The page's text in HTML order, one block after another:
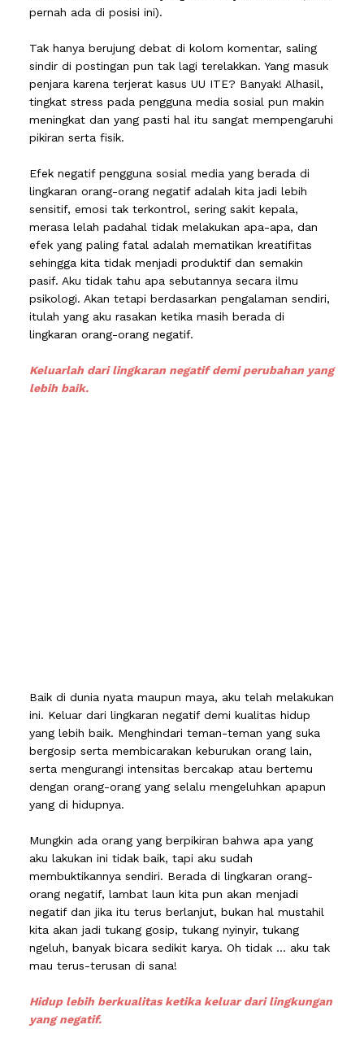
pernah ada di posisi ini).
Tak hanya berujung debat di kolom komentar, saling
sindir di postingan pun tak lagi terelakkan. Yang masuk
penjara karena terjerat kasus UU ITE? Banyak! Alhasil,
tingkat stress pada pengguna media sosial pun makin
meningkat dan yang pasti hal itu sangat mempengaruhi
pikiran serta fisik.
Efek negatif pengguna sosial media yang berada di
lingkaran orang-orang negatif adalah kita jadi lebih
sensitif, emosi tak terkontrol, sering sakit kepala,
merasa lelah padahal tidak melakukan apa-apa, dan
efek yang paling fatal adalah mematikan kreatifitas
sehingga kita tidak menjadi produktif dan semakin
pasif. Aku tidak tahu apa sebutannya secara ilmu
psikologi. Akan tetapi berdasarkan pengalaman sendiri,
itulah yang aku rasakan ketika masih berada di
lingkaran orang-orang negatif.
Keluarlah dari lingkaran negatif demi perubahan yang
lebih baik.
Baik di dunia nyata maupun maya, aku telah melakukan
ini. Keluar dari lingkaran negatif demi kualitas hidup
yang lebih baik. Menghindari teman-teman yang suka
bergosip serta membicarakan keburukan orang lain,
serta mengurangi intensitas bercakap atau bertemu
dengan orang-orang yang selalu mengeluhkan apapun
yang di hidupnya.
Mungkin ada orang yang berpikiran bahwa apa yang
aku lakukan ini tidak baik, tapi aku sudah
membuktikannya sendiri. Berada di lingkaran orang-
orang negatif, lambat laun kita pun akan menjadi
negatif dan jika itu terus berlanjut, bukan hal mustahil
kita akan jadi tukang gosip, tukang nyinyir, tukang
ngeluh, banyak bicara sedikit karya. Oh tidak ... aku tak
mau terus-terusan di sana!
Hidup lebih berkualitas ketika keluar dari lingkungan
yang negatif.